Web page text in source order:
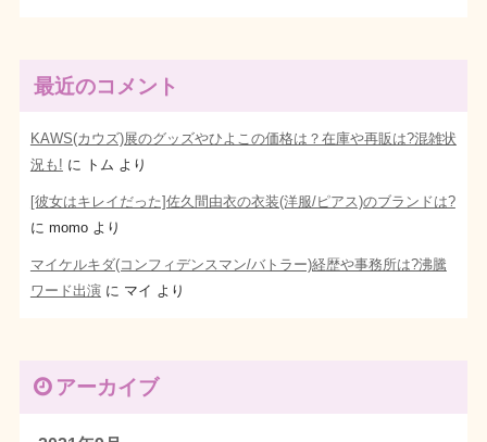
最近のコメント
KAWS(カウズ)展のグッズやひよこの価格は？在庫や再販は?混雑状
況も! に トム より
[彼女はキレイだった]佐久間由衣の衣装(洋服/ピアス)のブランドは?
に momoより
マイケルキダ(コンフィデンスマン/バトラー)経歴や事務所は?沸騰
ワード出演に マイ より
アーカイブ